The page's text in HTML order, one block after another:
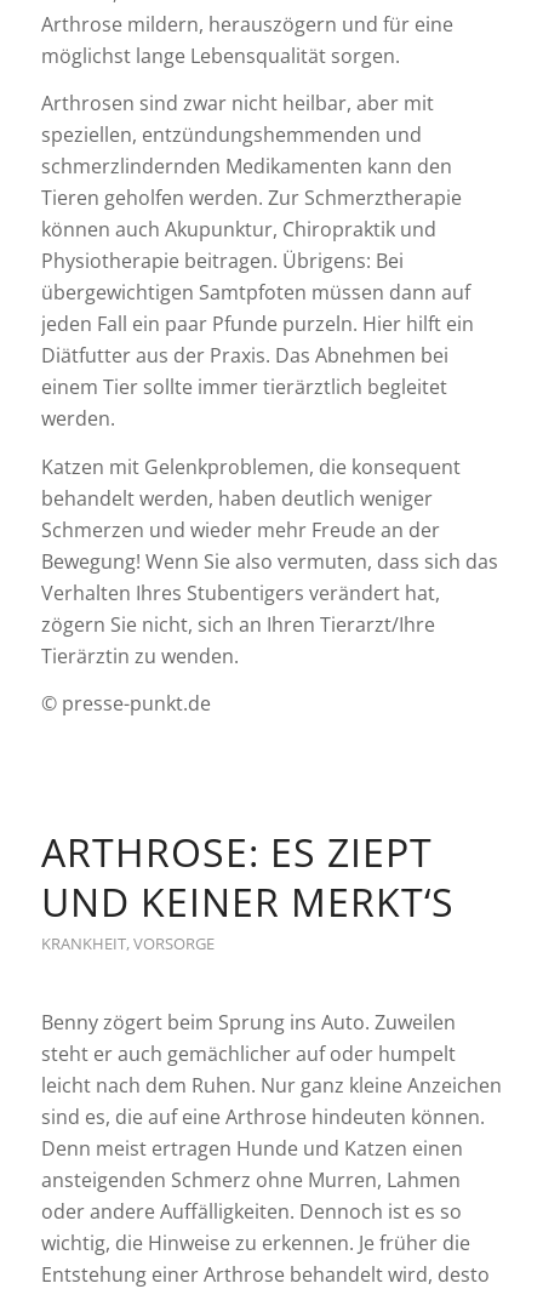
Arthrose mildern, herauszögern und für eine
möglichst lange Lebensqualität sorgen.
Arthrosen sind zwar nicht heilbar, aber mit
speziellen, entzündungshemmenden und
schmerzlindernden Medikamenten kann den
Tieren geholfen werden. Zur Schmerztherapie
können auch Akupunktur, Chiropraktik und
Physiotherapie beitragen. Übrigens: Bei
übergewichtigen Samtpfoten müssen dann auf
jeden Fall ein paar Pfunde purzeln. Hier hilft ein
Diätfutter aus der Praxis. Das Abnehmen bei
einem Tier sollte immer tierärztlich begleitet
werden.
Katzen mit Gelenkproblemen, die konsequent
behandelt werden, haben deutlich weniger
Schmerzen und wieder mehr Freude an der
Bewegung! Wenn Sie also vermuten, dass sich das
Verhalten Ihres Stubentigers verändert hat,
zögern Sie nicht, sich an Ihren Tierarzt/Ihre
Tierärztin zu wenden.
© presse-punkt.de
ARTHROSE: ES ZIEPT
UND KEINER MERKT‘S
KRANKHEIT,VORSORGE
Benny zögert beim Sprung ins Auto. Zuweilen
steht er auch gemächlicher auf oder humpelt
leicht nach dem Ruhen. Nur ganz kleine Anzeichen
sind es, die auf eine Arthrose hindeuten können.
Denn meist ertragen Hunde und Katzen einen
ansteigenden Schmerz ohne Murren, Lahmen
oder andere Auffälligkeiten. Dennoch ist es so
wichtig, die Hinweise zu erkennen. Je früher die
Entstehung einer Arthrose behandelt wird, desto